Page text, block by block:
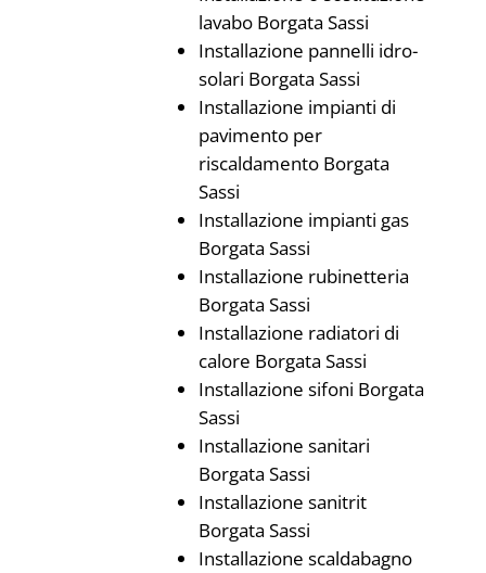
lavabo Borgata Sassi
Installazione pannelli idro-
solari Borgata Sassi
Installazione impianti di
pavimento per
riscaldamento Borgata
Sassi
Installazione impianti gas
Borgata Sassi
Installazione rubinetteria
Borgata Sassi
Installazione radiatori di
calore Borgata Sassi
Installazione sifoni Borgata
Sassi
Installazione sanitari
Borgata Sassi
Installazione sanitrit
Borgata Sassi
Installazione scaldabagno